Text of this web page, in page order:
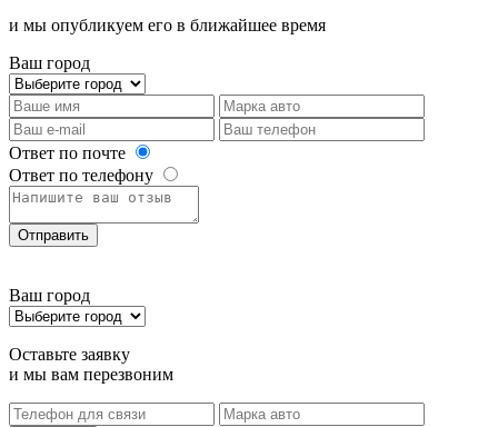
и мы опубликуем его в ближайшее время
Ваш город
Ответ по почте
Ответ по телефону
Отправить
Ваш город
Оставьте заявку
и мы вам перезвоним